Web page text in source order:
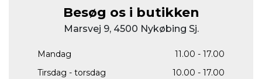
Besøg os i butikken
Marsvej 9, 4500 Nykøbing Sj.
Mandag
11.00 - 17.00
Tirsdag - torsdag
10.00 - 17.00